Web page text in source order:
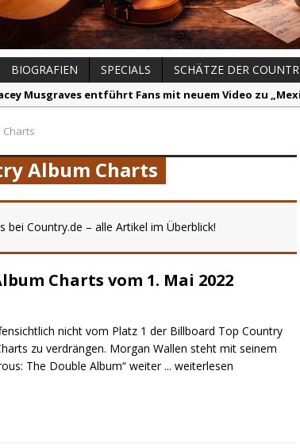
BIOGRAFIEN SPECIALS SCHÄTZE DER
Musgraves entführt Fans mit neuem Video zu
Music Hot News – 2. August 2026: Dolly Parton,
Johnson & The Hollywood Hillbillies kündigen neues
für Euer Vertrauen: Country.de erreicht täglich
Charts
Album Charts
bei Country.de – alle Artikel im Überblick!
Charts vom 1. Mai 2022
nicht vom Platz 1 der Billboard Top Country
zu verdrängen. Morgan Wallen steht mit seinem
The Double Album“ weiter... weiterlesen